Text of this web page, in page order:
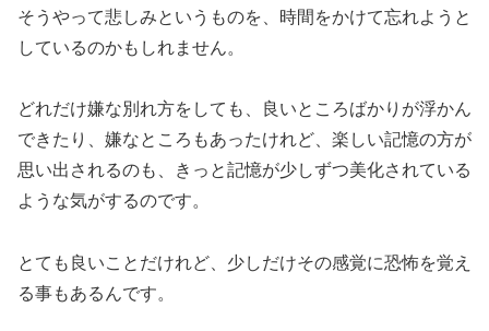
そうやって悲しみというものを、時間をかけて忘れようと
しているのかもしれません。
どれだけ嫌な別れ方をしても、良いところばかりが浮かん
できたり、嫌なところもあったけれど、楽しい記憶の方が
思い出されるのも、きっと記憶が少しずつ美化されている
ような気がするのです。
とても良いことだけれど、少しだけその感覚に恐怖を覚え
る事もあるんです。